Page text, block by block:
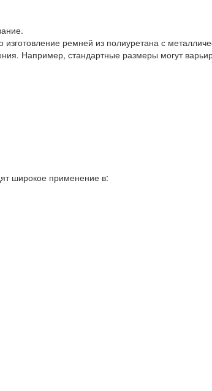
ремней из полиуретана с
Например, стандартные размеры могут
широкое применение в: